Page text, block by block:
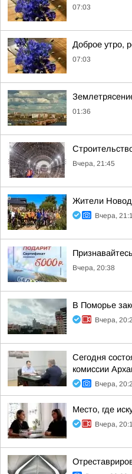
07:03
Доброе утро,
07:03
01:36
Вчера, 21:45
Жители
Вчера,
Вчера, 20:38
В Поморье
Вчера,
Сегодня
комиссии
Вчера,
Место, где
Вчера,